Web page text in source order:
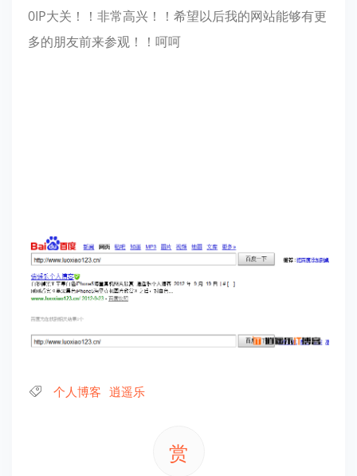
0IP大关！！非常高兴！！希望以后我的网站能够有更
多的朋友前来参观！！呵呵
个人博客 逍遥乐
赏